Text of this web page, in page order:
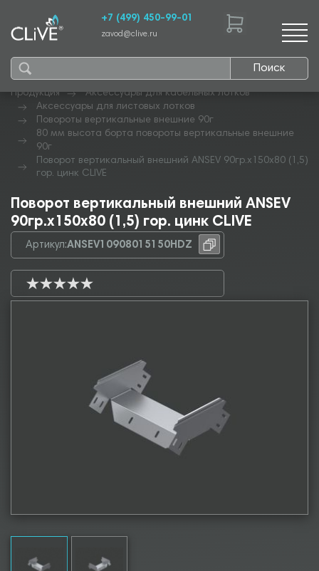
Поиск
+7 (499) 450-99-01
zavod@clive.ru
Продукция
Аксессуары для кабельных лотков
Аксессуары для листовых лотков
Повороты вертикальные внешние 90г
80 мм высота борта повороты вертикальные внешние
90г
Поворот вертикальный внешний ANSEV 90гр.х150х80 (1,5)
гор. цинк CLIVE
Поворот вертикальный внешний ANSEV
90гр.х150х80 (1,5) гор. цинк CLIVE
Артикул:ANSEV10908015150HDZ